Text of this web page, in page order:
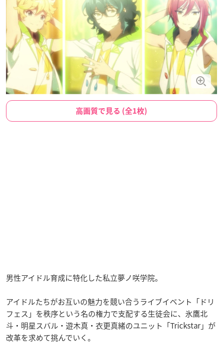
高画質で見る (全1枚)
男性アイドル育成に特化した私立夢ノ咲学院。
アイドルたちがお互いの魅力を競い合うライブイベント「ドリ
フェス」を秩序という名の権力で支配する生徒会に、氷鷹北
斗・明星スバル・遊木真・衣更真緒のユニット「Trickstar」が
改革を求めて挑んでいく。